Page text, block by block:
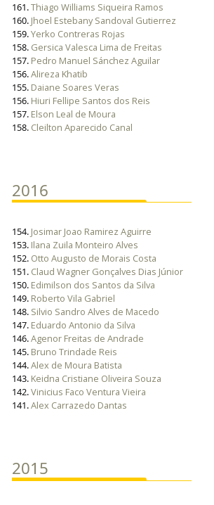
161.Thiago Williams Siqueira Ramos
160. Jhoel Estebany Sandoval Gutierrez
159.Yerko Contreras Rojas
158. Gersica Valesca Lima de Freitas
157. Pedro Manuel Sánchez Aguilar
156.Alireza Khatib
155. Daiane Soares Veras
156. Hiuri Fellipe Santos dos Reis
157. Elson Leal de Moura
158. Cleilton Aparecido Canal
2016
154. Josimar Joao Ramirez Aguirre
153. Ilana Zuila Monteiro Alves
152. Otto Augusto de Morais Costa
151. Claud Wagner Gonçalves Dias Júnior
150. Edimilson dos Santos da Silva
149. Roberto Vila Gabriel
148. Silvio Sandro Alves de Macedo
147. Eduardo Antonio da Silva
146.Agenor Freitas de Andrade
145. Bruno Trindade Reis
144.Alex de Moura Batista
143. Keidna Cristiane Oliveira Souza
142.Vinicius Faco Ventura Vieira
141.Alex Carrazedo Dantas
2015